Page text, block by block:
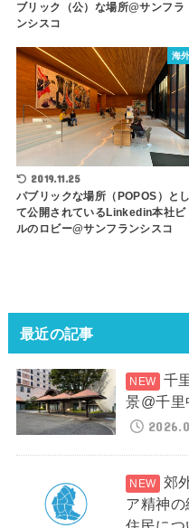
ブリック（公）な場所@サンフラ
ンシスコ
海外
2019.11.25
パブリックな場所（POPOS）とし
て公開されているLinkedin本社ビ
ルのロビー@サンフランシスコ
最近の記事
千
景@千里
郊
ア精神